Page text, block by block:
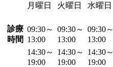
月曜日 火曜日 水曜日
診療
時間
09:30～
13:00
09:30～
13:00
09:30～
13:00
14:30～
19:00
14:30～
19:00
14:30～
19:00